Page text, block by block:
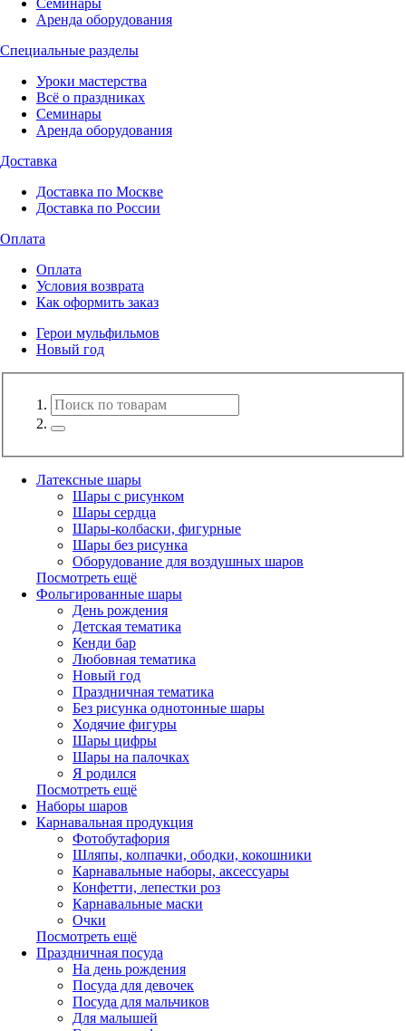
Семинары
Аренда оборудования
Специальные разделы
Уроки мастерства
Всё о праздниках
Семинары
Аренда оборудования
Доставка
Доставка по Москве
Доставка по России
Оплата
Оплата
Условия возврата
Как оформить заказ
Герои мульфильмов
Новый год
Латексные шары
Шары с рисунком
Шары сердца
Шары-колбаски, фигурные
Шары без рисунка
Оборудование для воздушных шаров
Посмотреть ещё
Фольгированные шары
День рождения
Детская тематика
Кенди бар
Любовная тематика
Новый год
Праздничная тематика
Без рисунка однотонные шары
Ходячие фигуры
Шары цифры
Шары на палочках
Я родился
Посмотреть ещё
Наборы шаров
Карнавальная продукция
Фотобутафория
Шляпы, колпачки, ободки, кокошники
Карнавальные наборы, аксессуары
Конфетти, лепестки роз
Карнавальные маски
Очки
Посмотреть ещё
Праздничная посуда
На день рождения
Посуда для девочек
Посуда для мальчиков
Для малышей